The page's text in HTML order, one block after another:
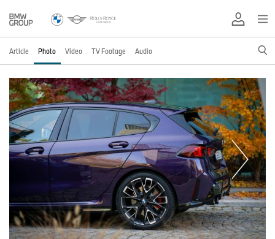
Article Photo Video TV Footage Audio